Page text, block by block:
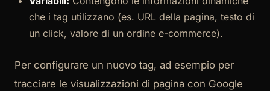
che i tag utilizzano (es. URL della pagina, testo di
un click, valore di un ordine e-commerce).
Per configurare un nuovo tag, ad esempio per
tracciare le visualizzazioni di pagina con Google